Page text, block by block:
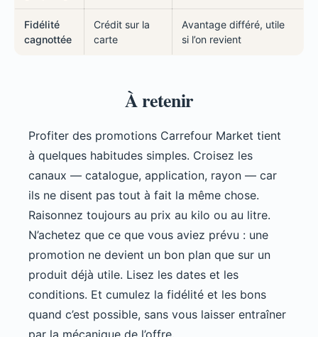
Fidélité
cagnottée
Crédit sur la
carte
Avantage différé, utile
si l’on revient
À retenir
Profiter des promotions Carrefour Market tient
à quelques habitudes simples. Croisez les
canaux — catalogue, application, rayon — car
ils ne disent pas tout à fait la même chose.
Raisonnez toujours au prix au kilo ou au litre.
N’achetez que ce que vous aviez prévu : une
promotion ne devient un bon plan que sur un
produit déjà utile. Lisez les dates et les
conditions. Et cumulez la fidélité et les bons
quand c’est possible, sans vous laisser entraîner
par la mécanique de l’offre.